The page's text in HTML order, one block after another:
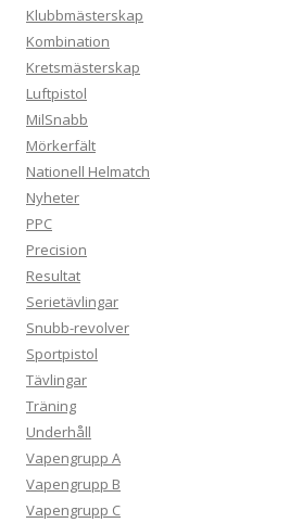
Klubbmästerskap
Kombination
Kretsmästerskap
Luftpistol
MilSnabb
Mörkerfält
Nationell Helmatch
Nyheter
PPC
Precision
Resultat
Serietävlingar
Snubb-revolver
Sportpistol
Tävlingar
Träning
Underhåll
Vapengrupp A
Vapengrupp B
Vapengrupp C